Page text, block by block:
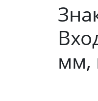
мм,